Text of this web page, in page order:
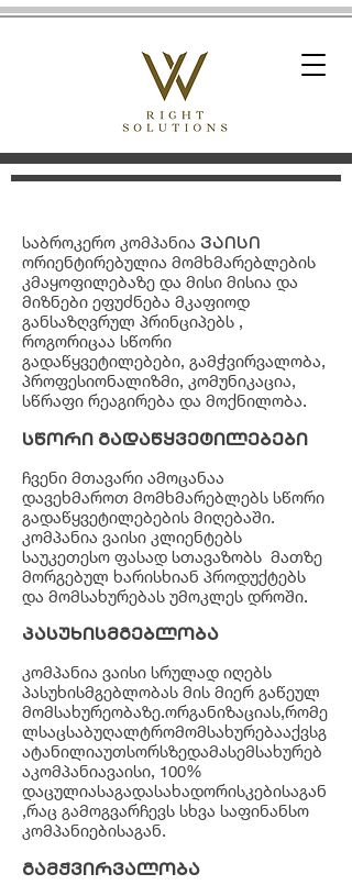
საბროკერო კომპანია ვაისი
ორიენტირებულია მომხმარებლების
კმაყოფილებაზე და მისი მისია და
მიზნები ეფუძნება მკაფიოდ
განსაზღვრულ პრინციპებს ,
როგორიცაა სწორი
გადაწყვეტილებები, გამჭვირვალობა,
პროფესიონალიზმი, კომუნიკაცია,
სწრაფი რეაგირება და მოქნილობა.
სწორი გადაწყვეტილებები
ჩვენი მთავარი ამოცანაა
დავეხმაროთ მომხმარებლებს სწორი
გადაწყვეტილებების მიღებაში.
კომპანია ვაისი კლიენტებს
საუკეთესო ფასად სთავაზობს მათზე
მორგებულ ხარისხიან პროდუქტებს
და მომსახურებას უმოკლეს დროში.
პასუხისმგებლობა
კომპანია ვაისი სრულად იღებს
პასუხისმგებლობას მის მიერ გაწეულ
მომსახურეობაზე.ორგანიზაციას,რომე
ლსაცსაბუღალტრომომსახურებააქვსგ
ატანილიაუთსორსზედამასემსახურებ
აკომპანიავაისი, 100%
დაცულიასაგადასახადორისკებისაგან
,რაც გამოგვარჩევს სხვა საფინანსო
კომპანიებისაგან.
გამჭვირვალობა